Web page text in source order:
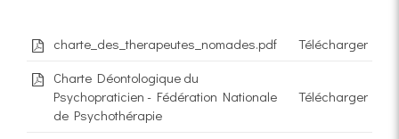
charte_des_therapeutes_nomades.pdf
Télécharger
Charte Déontologique du
Psychopraticien - Fédération Nationale
de Psychothérapie
Télécharger